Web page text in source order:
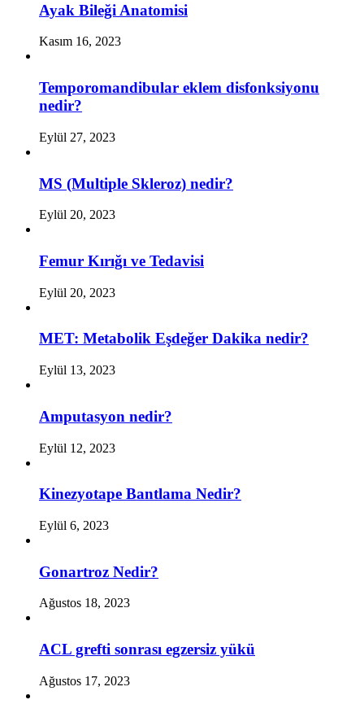
Ayak Bileği Anatomisi
Kasım 16, 2023
Temporomandibular eklem disfonksiyonu
nedir?
Eylül 27, 2023
MS (Multiple Skleroz) nedir?
Eylül 20, 2023
Femur Kırığı ve Tedavisi
Eylül 20, 2023
MET: Metabolik Eşdeğer Dakika nedir?
Eylül 13, 2023
Amputasyon nedir?
Eylül 12, 2023
Kinezyotape Bantlama Nedir?
Eylül 6, 2023
Gonartroz Nedir?
Ağustos 18, 2023
ACL grefti sonrası egzersiz yükü
Ağustos 17, 2023